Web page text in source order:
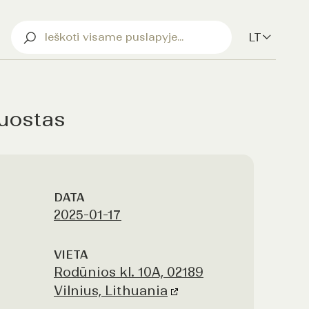
LT
DATA
2025-01-17
VIETA
Rodūnios kl. 10A, 02189
Vilnius, Lithuania